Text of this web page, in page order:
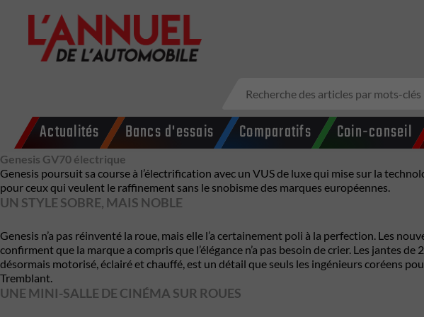
Actualités Bancs d'essais Comparatifs Coin-conseil
Genesis GV70 électrique
Genesis poursuit sa course à l’électrification avec un VUS de luxe qui mise sur la
pour ceux qui veulent le raffinement sans le snobisme des marques européennes.
UN STYLE SOBRE, MAIS NOBLE
Genesis n’a pas réinventé la roue, mais elle l’a certainement poli à la perfection. Les
confirment que la marque a compris que l’élégance n’a pas besoin de crier. Les jantes
désormais motorisé, éclairé et chauffé, est un détail que seuls les ingénieurs coréens
Tremblant.
UNE MINI-SALLE DE CINÉMA SUR ROUES